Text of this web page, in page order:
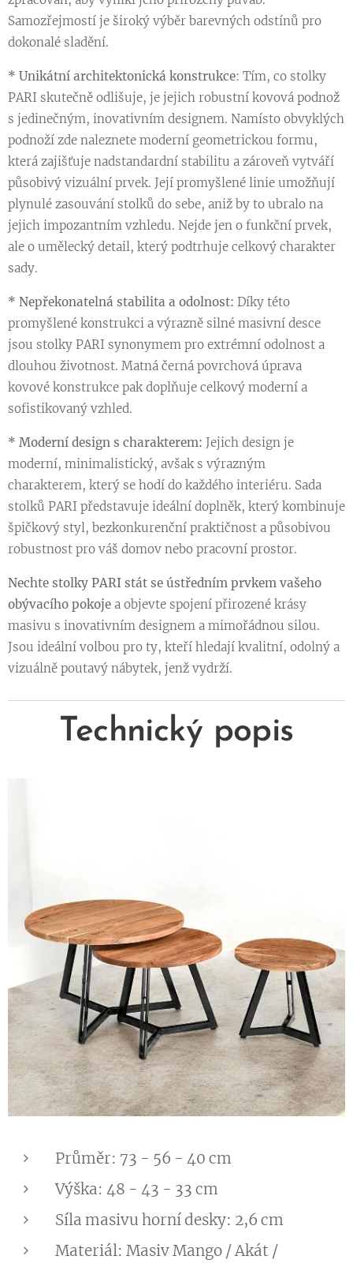
Samozřejmostí je široký výběr barevných odstínů pro
dokonalé sladění.
* Unikátní architektonická konstrukce: Tím, co stolky
PARI skutečně odlišuje, je jejich robustní kovová podnož
s jedinečným, inovativním designem. Namísto obvyklých
podnoží zde naleznete moderní geometrickou formu,
která zajišťuje nadstandardní stabilitu a zároveň vytváří
působivý vizuální prvek. Její promyšlené linie umožňují
plynulé zasouvání stolků do sebe, aniž by to ubralo na
jejich impozantním vzhledu. Nejde jen o funkční prvek,
ale o umělecký detail, který podtrhuje celkový charakter
sady.
* Nepřekonatelná stabilita a odolnost: Díky této
promyšlené konstrukci a výrazně silné masivní desce
jsou stolky PARI synonymem pro extrémní odolnost a
dlouhou životnost. Matná černá povrchová úprava
kovové konstrukce pak doplňuje celkový moderní a
sofistikovaný vzhled.
* Moderní design s charakterem: Jejich design je
moderní, minimalistický, avšak s výrazným
charakterem, který se hodí do každého interiéru. Sada
stolků PARI představuje ideální doplněk, který kombinuje
špičkový styl, bezkonkurenční praktičnost a působivou
robustnost pro váš domov nebo pracovní prostor.
Nechte stolky PARI stát se ústředním prvkem vašeho
obývacího pokoje a objevte spojení přirozené krásy
masivu s inovativním designem a mimořádnou silou.
Jsou ideální volbou pro ty, kteří hledají kvalitní, odolný a
vizuálně poutavý nábytek, jenž vydrží.
Technický popis
Průměr: 73 - 56 - 40 cm
Výška: 48 - 43 - 33 cm
Síla masivu horní desky: 2,6 cm
Materiál: Masiv Mango / Akát /